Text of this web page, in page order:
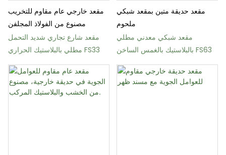
مقعد خارجي عام مقاوم للتخريب
مصنوع من الفولاذ المجلفن
مقعد شارع تجاري شديد التحمل
مطلي بالبلاستيك الحراري FS33
مقعد حديقة متين بمقعد شبكي
ملحوم
مقعد شبكي معدني مطلي
بالبلاستيك بالغمس الساخن FS63